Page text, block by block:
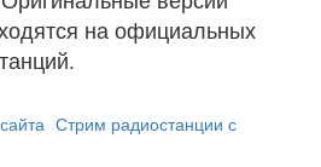
на официальных
Стрим радиостанции с